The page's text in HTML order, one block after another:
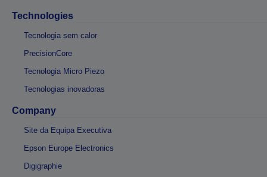
Technologies
Tecnologia sem calor
PrecisionCore
Tecnologia Micro Piezo
Tecnologias inovadoras
Company
Site da Equipa Executiva
Epson Europe Electronics
Digigraphie